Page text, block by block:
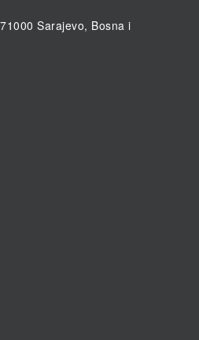
Sarajevo, Bosna i